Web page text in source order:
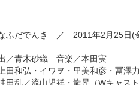
ふだでんき ／ 2011年2月25日(
／青木砂織 音楽／本田実
田和弘・イワヲ・里美和彦・冨澤
田乱／流山児祥・龍昇（Wキャスト